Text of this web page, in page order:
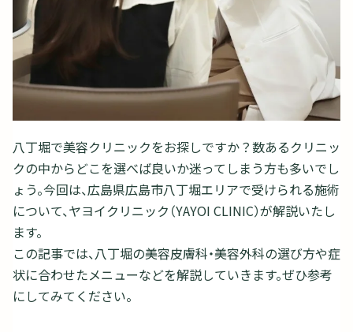
八丁堀で美容クリニックをお探しですか？数あるクリニッ
クの中からどこを選べば良いか迷ってしまう方も多いでし
ょう。今回は、広島県広島市八丁堀エリアで受けられる施術
について、ヤヨイクリニック（YAYOI CLINIC）が解説いたし
ます。
この記事では、八丁堀の美容皮膚科・美容外科の選び方や症
状に合わせたメニューなどを解説していきます。ぜひ参考
にしてみてください。